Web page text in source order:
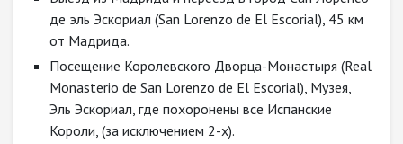
де эль Эскориал (San Lorenzo de El Escorial), 45 км
от Мадрида.
Посещение Королевского Дворца-Монастыря (Real
Monasterio de San Lorenzo de El Escorial), Музея,
Эль Эскориал, где похоронены все Испанские
Короли, (за исключением 2-х).